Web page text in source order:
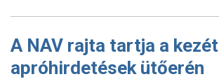
A NAV rajta tartja a kezét
apróhirdetések ütőerén